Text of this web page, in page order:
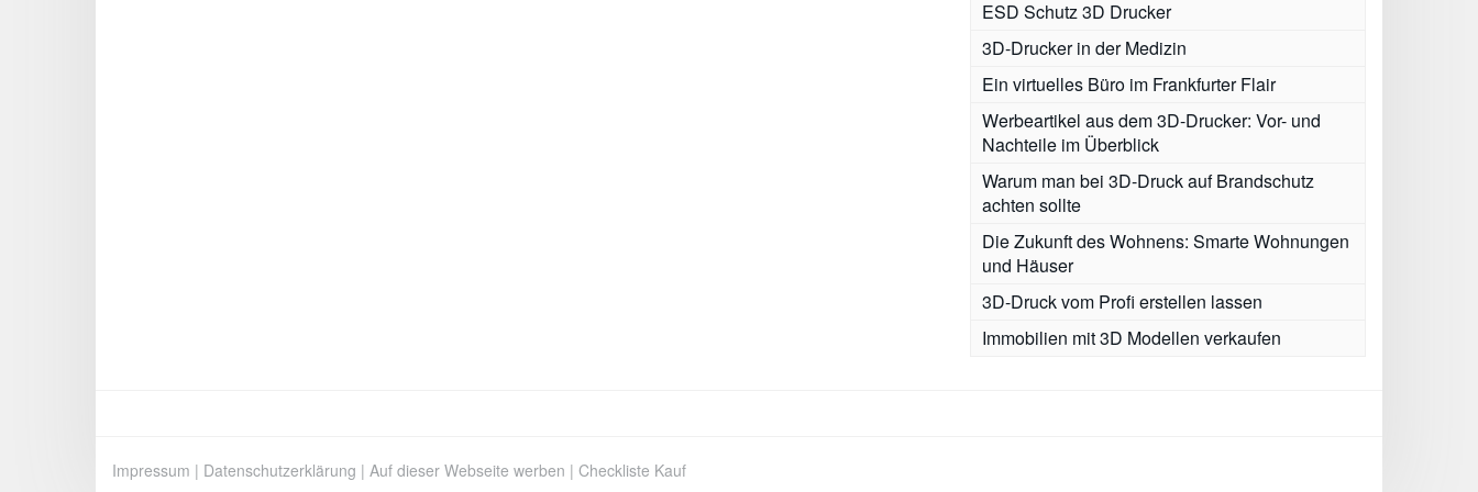
ESD Schutz 3D Drucker
3D-Drucker in der Medizin
Ein virtuelles Büro im Frankfurter Flair
Werbeartikel aus dem 3D-Drucker: Vor- und
Nachteile im Überblick
Warum man bei 3D-Druck auf Brandschutz
achten sollte
Die Zukunft des Wohnens: Smarte Wohnungen
und Häuser
3D-Druck vom Profi erstellen lassen
Immobilien mit 3D Modellen verkaufen
Impressum | Datenschutzerklärung | Auf dieser Webseite werben | Checkliste Kauf